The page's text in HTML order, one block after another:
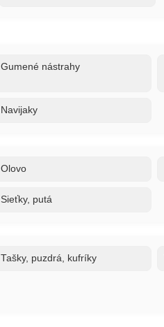
Gumené nástrahy
Navijaky
Olovo
Sieťky, putá
Tašky, puzdrá, kufríky